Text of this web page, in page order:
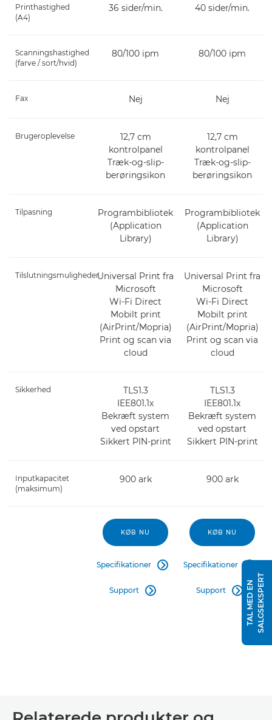
Printhastighed
(A4)
36 sider/min. 40 sider/min.
Scanningshastighed
(farve / sort/hvid)
80/100 ipm 80/100 ipm
Fax Nej Nej
Brugeroplevelse
12,7 cm
kontrolpanel
Træk-og-slip-
berøringsikon
12,7 cm
kontrolpanel
Træk-og-slip-
berøringsikon
Tilpasning
Programbibliotek
(Application
Library)
Programbibliotek
(Application
Library)
TilslutningsmulighederUniversal Print fra
Microsoft
Wi-Fi Direct
Mobilt print
(AirPrint/Mopria)
Print og scan via
cloud
Universal Print fra
Microsoft
Wi-Fi Direct
Mobilt print
(AirPrint/Mopria)
Print og scan via
cloud
Sikkerhed
TLS1.3
IEE801.1x
Bekræft system
ved opstart
Sikkert PIN-print
TLS1.3
IEE801.1x
Bekræft system
ved opstart
Sikkert PIN-print
Inputkapacitet
(maksimum)
900 ark 900 ark
KØB NU
Specifikationer 
Support 
KØB NU
Specifikationer
Support  T
A
L
M
E
D
E
N
S
A
L
G
S
E
K
S
P
E
RT